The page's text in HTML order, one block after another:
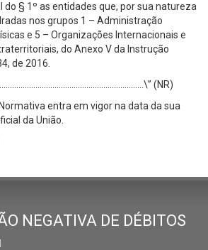
do § 1º as entidades que, por sua natureza
nos grupos 1 – Administração
e 5 – Organizações Internacionais e
do Anexo V da Instrução
de 2016.
(NR)
entra em vigor na data da sua
da União.
NEGATIVA DE DÉBITOS